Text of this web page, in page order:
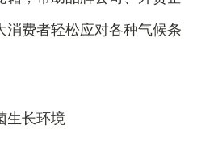
消费者轻松应对各种气候条
生长环境